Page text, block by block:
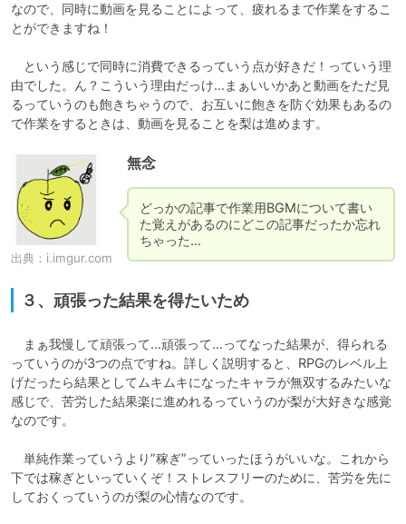
なので、同時に動画を見ることによって、疲れるまで作業をするこ
とができますね！
という感じで同時に消費できるっていう点が好きだ！っていう理
由でした。ん？こういう理由だっけ…まぁいいかあと動画をただ見
るっていうのも飽きちゃうので、お互いに飽きを防ぐ効果もあるの
で作業をするときは、動画を見ることを梨は進めます。
出典： i.imgur.com
無念
どっかの記事で作業用BGMについて書い
た覚えがあるのにどこの記事だったか忘れ
ちゃった…
３、頑張った結果を得たいため
まぁ我慢して頑張って…頑張って…ってなった結果が、得られる
っていうのが3つの点ですね。詳しく説明すると、RPGのレベル上
げだったら結果としてムキムキになったキャラが無双するみたいな
感じで、苦労した結果楽に進めれるっていうのが梨が大好きな感覚
なのです。
単純作業っていうより”稼ぎ”っていったほうがいいな。これから
下では稼ぎといっていくぞ！ストレスフリーのために、苦労を先に
しておくっていうのが梨の心情なのです。